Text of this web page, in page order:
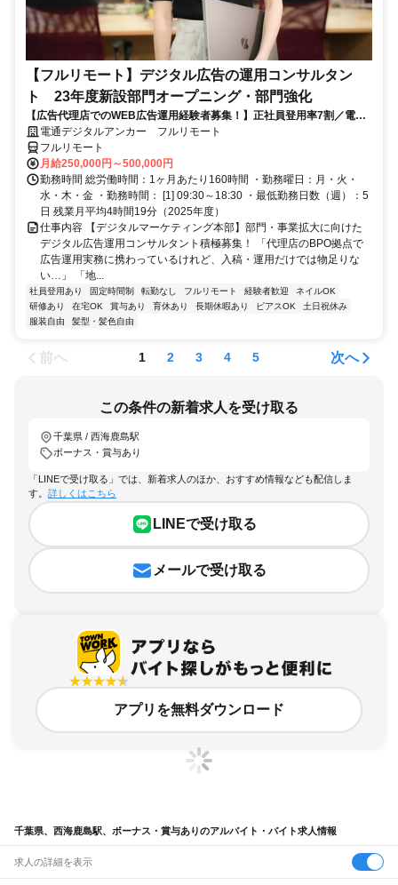
【フルリモート】デジタル広告の運用コンサルタン
ト 23年度新設部門オープニング・部門強化
【広告代理店でのWEB広告運用経験者募集！】正社員登用率7割／電通
G／全国×完全在宅／年休126日・土日祝休み／残業月平均4時間19分
電通デジタルアンカー フルリモート
フルリモート
月給250,000円～500,000円
勤務時間 総労働時間：1ヶ月あたり160時間 ・勤務曜日：月・火・
水・木・金 ・勤務時間： [1] 09:30～18:30 ・最低勤務日数（週）：5
日 残業月平均4時間19分（2025年度）
仕事内容 【デジタルマーケティング本部】部門・事業拡大に向けた
デジタル広告運用コンサルタント積極募集！ 「代理店のBPO拠点で
広告運用実務に携わっているけれど、入稿・運用だけでは物足りな
い…」 「地...
社員登用あり 固定時間制 転勤なし フルリモート 経験者歓迎
ネイルOK
研修あり
在宅OK 賞与あり 育休あり 長期休暇あり ピアスOK
土日祝休み
服装自由
髪型・髪色自由
前へ 1 2 3 4 5 次へ
この条件の新着求人を受け取る
千葉県 / 西海鹿島駅
ボーナス・賞与あり
「LINEで受け取る」では、新着求人のほか、おすすめ情報なども配信しま
す。 詳しくはこちら
LINEで受け取る
メールで受け取る
アプリを無料ダウンロード
千葉県、西海鹿島駅、ボーナス・賞与ありのアルバイト・バイト求人情報
求人の詳細を表示